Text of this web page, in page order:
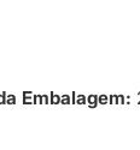
Embalagem: